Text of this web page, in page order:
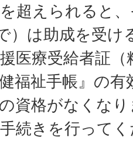
超えられると
）は助成を受け
医療受給者証
健福祉手帳』の
資格がなくな
続きを行って